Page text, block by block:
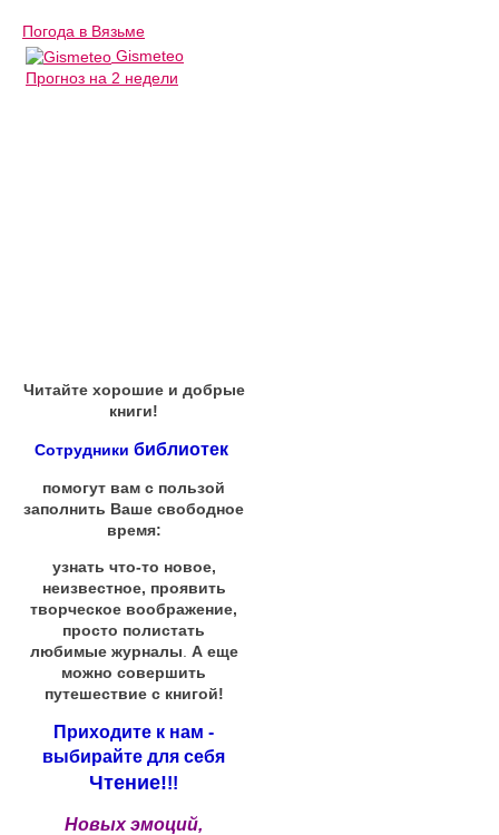
Погода в Вязьме
Gismeteo
Прогноз на 2 недели
Читайте хорошие и добрые
книги!
Сотрудники библиотек
помогут вам с пользой
заполнить Ваше свободное
время:
узнать что-то новое,
неизвестное, проявить
творческое воображение,
просто полистать
любимые журналы А еще
можно совершить
путешествие с книгой!
Приходите к нам -
выбирайте для себя
Чтение!!!
Новых эмоций,